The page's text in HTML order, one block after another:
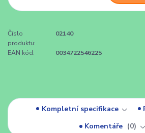
Číslo
produktu:
02140
EAN kód: 0034722546225
Kompletní specifikace
Komentáře
0